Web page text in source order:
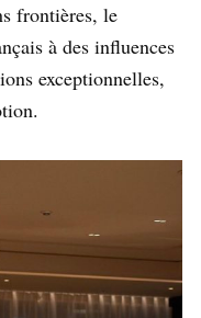
frontières, le
à des influences
exceptionnelles,